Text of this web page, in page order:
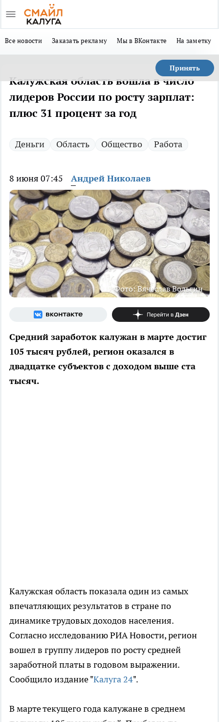
Все новости Заказать рекламу Мы в ВКонтакте На заметку
Принять
Калужская область вошла в число
лидеров России по росту зарплат:
плюс 31 процент за год
Деньги Область Общество Работа
8 июня 07:45 Андрей Николаев
Фото: Вячеслав Вольгин
Средний заработок калужан в марте достиг
105 тысяч рублей, регион оказался в
двадцатке субъектов с доходом выше ста
тысяч.
Калужская область показала один из самых
впечатляющих результатов в стране по
динамике трудовых доходов населения.
Согласно исследованию РИА Новости, регион
вошел в группу лидеров по росту средней
заработной платы в годовом выражении.
Сообщило издание "Калуга 24".
В марте текущего года калужане в среднем